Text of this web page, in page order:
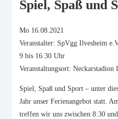
Spiel, Spaß und
Mo 16.08.2021
Veranstalter: SpVgg Ilvesheim
9 bis 16:30 Uhr
Veranstaltungsort: Neckarstadion
Spiel, Spaß und Sport – unter
Jahr unser Ferienangebot statt.
treffen wir uns zwischen 8:30